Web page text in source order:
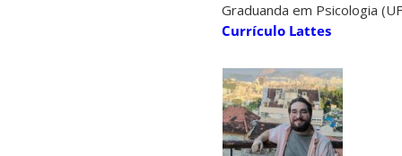
Graduanda em Psicologia
Currículo Lattes